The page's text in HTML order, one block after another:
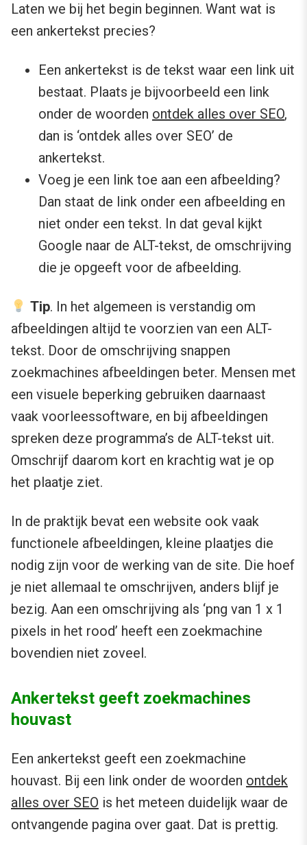
Laten we bij het begin beginnen. Want wat is
een ankertekst precies?
Een ankertekst is de tekst waar een link uit
bestaat. Plaats je bijvoorbeeld een link
onder de woorden ontdek alles over SEO,
dan is ‘ontdek alles over SEO’ de
ankertekst.
Voeg je een link toe aan een afbeelding?
Dan staat de link onder een afbeelding en
niet onder een tekst. In dat geval kijkt
Google naar de ALT-tekst, de omschrijving
die je opgeeft voor de afbeelding.
Tip. In het algemeen is verstandig om
afbeeldingen altijd te voorzien van een ALT-
tekst. Door de omschrijving snappen
zoekmachines afbeeldingen beter. Mensen met
een visuele beperking gebruiken daarnaast
vaak voorleessoftware, en bij afbeeldingen
spreken deze programma’s de ALT-tekst uit.
Omschrijf daarom kort en krachtig wat je op
het plaatje ziet.
In de praktijk bevat een website ook vaak
functionele afbeeldingen, kleine plaatjes die
nodig zijn voor de werking van de site. Die hoef
je niet allemaal te omschrijven, anders blijf je
bezig. Aan een omschrijving als ‘png van 1 x 1
pixels in het rood’ heeft een zoekmachine
bovendien niet zoveel.
Ankertekst geeft zoekmachines
houvast
Een ankertekst geeft een zoekmachine
houvast. Bij een link onder de woorden ontdek
alles over SEO is het meteen duidelijk waar de
ontvangende pagina over gaat. Dat is prettig.